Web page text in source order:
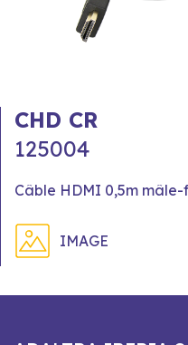
CHD CR
125004
Câble HDMI 0,5m
IMAGE